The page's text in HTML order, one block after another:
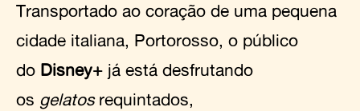
Transportado ao coração de uma pequena
cidade italiana, Portorosso, o público
do Disney+ já está desfrutando
os gelatos requintados,